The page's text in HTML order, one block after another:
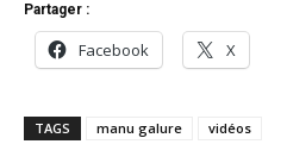
Partager :
Facebook X
TAGS manu galure vidéos